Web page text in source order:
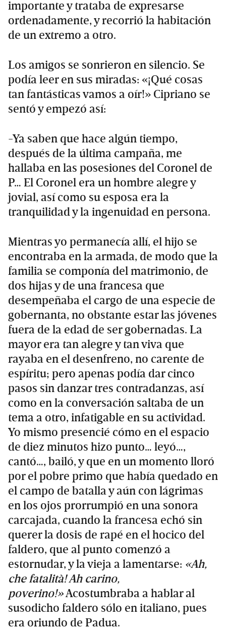
importante y trataba de expresarse
ordenadamente, y recorrió la habitación
de un extremo a otro.
Los amigos se sonrieron en silencio. Se
podía leer en sus miradas: «¡Qué cosas
tan fantásticas vamos a oír!» Cipriano se
sentó y empezó así:
-Ya saben que hace algún tiempo,
después de la última campaña, me
hallaba en las posesiones del Coronel de
P… El Coronel era un hombre alegre y
jovial, así como su esposa era la
tranquilidad y la ingenuidad en persona.
Mientras yo permanecía allí, el hijo se
encontraba en la armada, de modo que la
familia se componía del matrimonio, de
dos hijas y de una francesa que
desempeñaba el cargo de una especie de
gobernanta, no obstante estar las jóvenes
fuera de la edad de ser gobernadas. La
mayor era tan alegre y tan viva que
rayaba en el desenfreno, no carente de
espíritu; pero apenas podía dar cinco
pasos sin danzar tres contradanzas, así
como en la conversación saltaba de un
tema a otro, infatigable en su actividad.
Yo mismo presencié cómo en el espacio
de diez minutos hizo punto… leyó…,
cantó…, bailó, y que en un momento lloró
por el pobre primo que había quedado en
el campo de batalla y aún con lágrimas
en los ojos prorrumpió en una sonora
carcajada, cuando la francesa echó sin
querer la dosis de rapé en el hocico del
faldero, que al punto comenzó a
estornudar, y la vieja a lamentarse: «Ah,
che fatalità! Ah carino,
poverino!»Acostumbraba a hablar al
susodicho faldero sólo en italiano, pues
era oriundo de Padua.